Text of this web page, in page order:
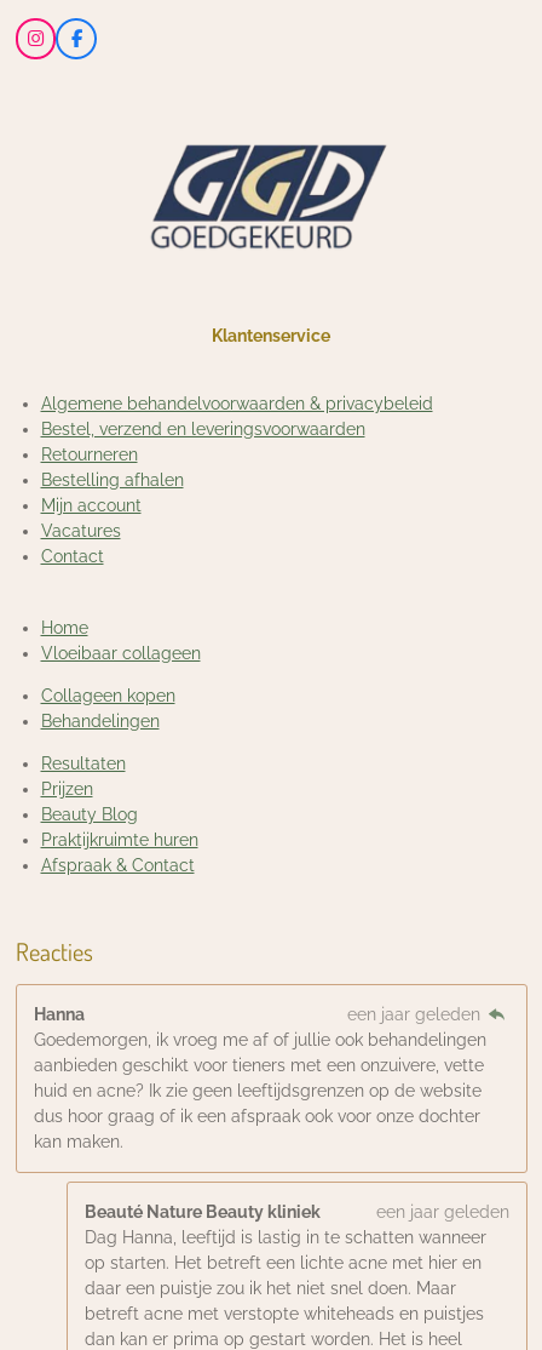
I
n
F
a
Klantenservice
Algemene behandelvoorwaarden & privacybeleid
Bestel, verzend en leveringsvoorwaarden
Retourneren
Bestelling afhalen
Mijn account
Vacatures
Contact
Home
Vloeibaar collageen
Collageen kopen
Behandelingen
Resultaten
Prijzen
Beauty Blog
Praktijkruimte huren
Afspraak & Contact
Reacties
Hanna
een jaar geleden
Goedemorgen, ik vroeg me af of jullie ook behandelingen
aanbieden geschikt voor tieners met een onzuivere, vette
huid en acne? Ik zie geen leeftijdsgrenzen op de website
dus hoor graag of ik een afspraak ook voor onze dochter
kan maken.
Beauté Nature Beauty kliniek
een jaar geleden
Dag Hanna, leeftijd is lastig in te schatten wanneer
op starten. Het betreft een lichte acne met hier en
daar een puistje zou ik het niet snel doen. Maar
betreft acne met verstopte whiteheads en puistjes
dan kan er prima op gestart worden. Het is heel